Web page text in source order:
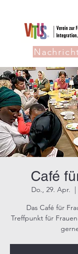
Café
Do., 29. Apr.
  |
Das Café für
Treffpunkt für